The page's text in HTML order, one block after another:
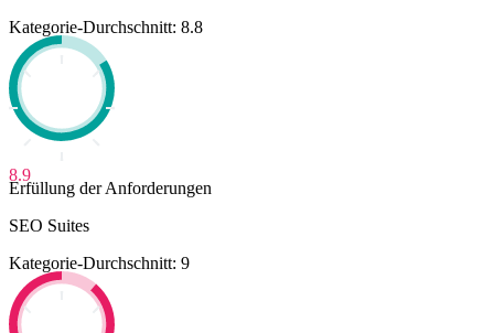
Kategorie-Durchschnitt: 8.8
8.9
Erfüllung der Anforderungen
SEO Suites
Kategorie-Durchschnitt: 9